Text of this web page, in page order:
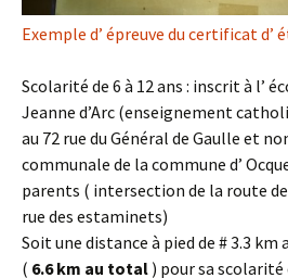
Exemple d’ épreuve du certificat d’
Scolarité de 6 à 12 ans : inscrit à l’
Jeanne d’Arc (enseignement
au 72 rue du Général de Gaulle et
communale de la commune d’
parents ( intersection de la route
rue des estaminets)
Soit une distance à pied de # 3.3
( 6.6 km au total ) pour sa